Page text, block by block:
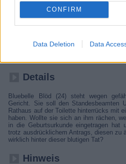
CONFIRM
Data Deletion Data
Für das Leben gestraft - Ließ
Jährige Rot sehen? (Deutschland,
Details
Bluebelle Blöd (24) steht wegen
Gericht. Sie soll den Standesbeamten
Rathaus auf der Toilette hinterrücks mit
haben. Wollte sie sich an ihm rächen,
in die Geburtsurkunde eingetragen hat
trotz ausdrücklichem Antrags, diesen zu
wirklich hinter dieser blutigen Tat?
Hinweis